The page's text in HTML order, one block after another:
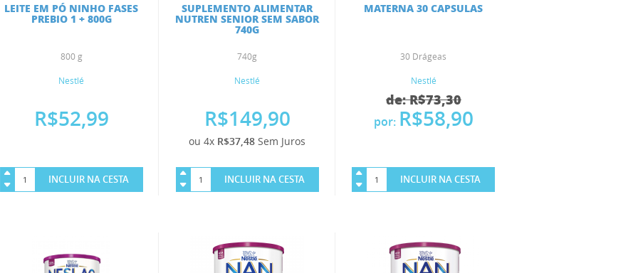
LEITE EM PÓ NINHO FASES
PREBIO 1 + 800G
800 g
Nestlé
R$52,99
INCLUIR NA CESTA
SUPLEMENTO ALIMENTAR
NUTREN SENIOR SEM SABOR
740G
740g
Nestlé
R$149,90
ou 4x R$37,48 Sem Juros
INCLUIR NA CESTA
MATERNA 30 CAPSULAS
30 Drágeas
Nestlé
de: R$73,30
por: R$58,90
INCLUIR NA CESTA